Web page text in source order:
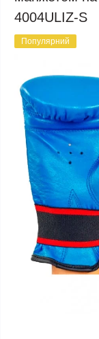
4004ULIZ-S
Популярний